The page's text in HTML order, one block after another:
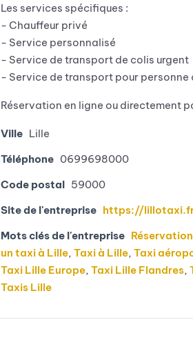
Les services spécifiques :
- Chauffeur privé
- Service personnalisé
- Service de transport de colis urgent
- Service de transport pour personne
Réservation en ligne ou directement
Ville Lille
Téléphone 0699698000
Code postal 59000
Site de l'entreprise https://
Mots clés de l'entreprise
un taxi à Lille, Taxi à Lille, Taxi
Taxi Lille Europe, Taxi Lille Flandres,
Taxis Lille